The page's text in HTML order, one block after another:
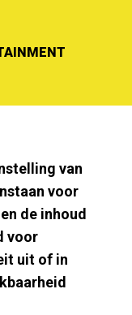
van
voor
de inhoud
voor
uit of in